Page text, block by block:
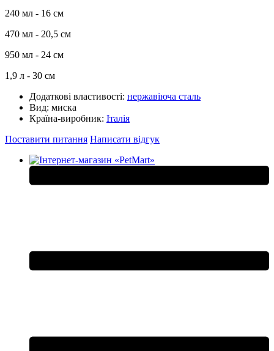
240 мл - 16 см
470 мл - 20,5 см
950 мл - 24 см
1,9 л - 30 см
Додаткові властивості: нержавіюча сталь
Вид: миска
Країна-виробник: Італія
Поставити питання Написати відгук